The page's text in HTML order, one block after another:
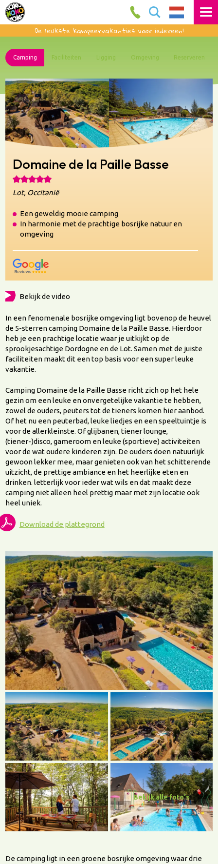
De leukste kampeervakanties voor iedereen!
Camping Faciliteiten Ligging Omgeving Reserveren
Domaine de la Paille Basse
Lot, Occitanië
Een geweldig mooie camping
In harmonie met de prachtige bosrijke natuur en
omgeving
Bekijk de video
In een fenomenale bosrijke omgeving ligt bovenop de heuvel
de 5-sterren camping Domaine de la Paille Basse. Hierdoor
heb je een prachtige locatie waar je uitkijkt op de
sprookjesachtige Dordogne en de Lot. Samen met de juiste
faciliteiten maakt dit een top basis voor een super leuke
vakantie.
Camping Domaine de la Paille Basse richt zich op het hele
gezin om een leuke en onvergetelijke vakantie te hebben,
zowel de ouders, peuters tot de tieners komen hier aanbod.
Of het nu een peuterbad, leuke liedjes en een speeltuintje is
voor de allerkleinste. Of glijbanen, tiener lounge,
(tiener-)disco, gameroom en leuke (sportieve) activiteiten
voor de wat oudere kinderen zijn. De ouders doen natuurlijk
gewoon lekker mee, maar genieten ook van het schitterende
uitzicht, de prettige ambiance en het heerlijke eten en
drinken. letterlijk voor ieder wat wils en dat maakt deze
camping niet alleen heel prettig maar met zijn locatie ook
heel uniek.
Download de plattegrond
Bekijk alle foto's
De camping ligt in een groene bosrijke omgeving waar drie